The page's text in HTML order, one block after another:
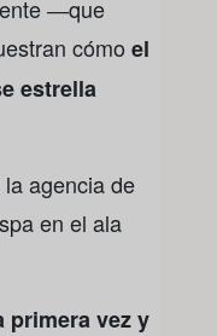
―que
cómo el
estrella
agencia de
en el ala
primera vez y